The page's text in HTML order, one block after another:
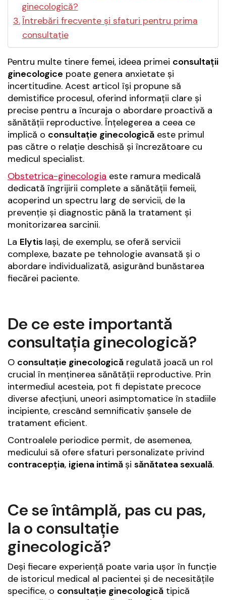
ginecologică?
Întrebări frecvente și sfaturi pentru prima
consultație
Pentru multe tinere femei, ideea primei consultații
ginecologice poate genera anxietate și
incertitudine. Acest articol își propune să
demistifice procesul, oferind informații clare și
precise pentru a încuraja o abordare proactivă a
sănătății reproductive. Înțelegerea a ceea ce
implică o consultație ginecologică este primul
pas către o relație deschisă și încrezătoare cu
medicul specialist.
Obstetrica-ginecologia este ramura medicală
dedicată îngrijirii complete a sănătății femeii,
acoperind un spectru larg de servicii, de la
prevenție și diagnostic până la tratament și
monitorizarea sarcinii.
La Elytis Iași, de exemplu, se oferă servicii
complexe, bazate pe tehnologie avansată și o
abordare individualizată, asigurând bunăstarea
fiecărei paciente.
De ce este importantă
consultația ginecologică?
O consultație ginecologică regulată joacă un rol
crucial în menținerea sănătății reproductive. Prin
intermediul acesteia, pot fi depistate precoce
diverse afecțiuni, uneori asimptomatice în stadiile
incipiente, crescând semnificativ șansele de
tratament eficient.
Controalele periodice permit, de asemenea,
medicului să ofere sfaturi personalizate privind
contracepția, igiena intimăși sănătatea sexuală.
Ce se întâmplă, pas cu pas,
la o consultație
ginecologică?
Deși fiecare experiență poate varia ușor în funcție
de istoricul medical al pacientei și de necesitățile
specifice, o consultație ginecologică tipică